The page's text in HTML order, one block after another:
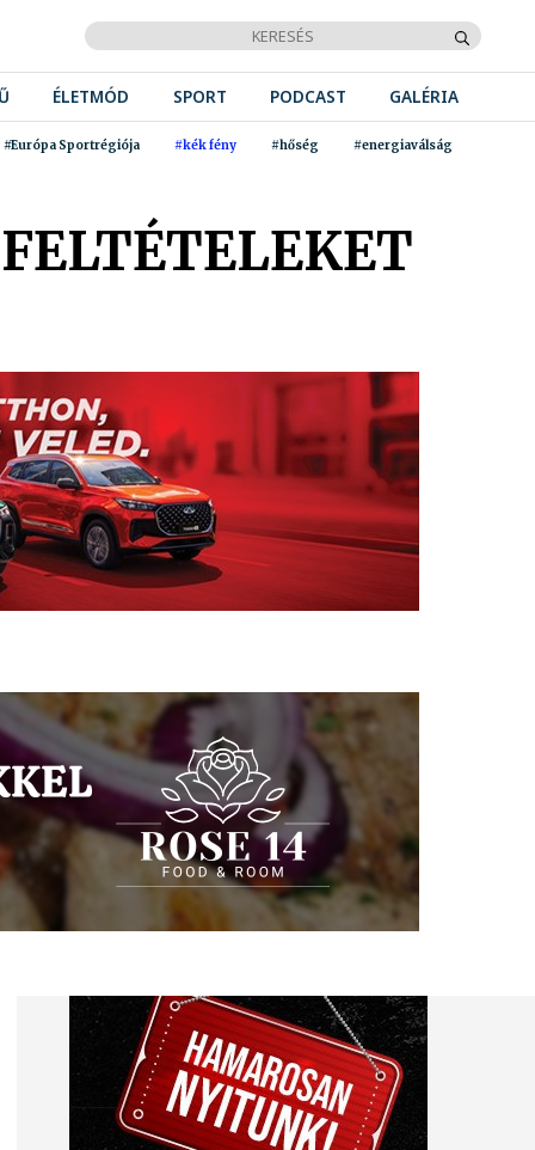
ÉLETMÓD SPORT PODCAST GALÉRIA
#Európa Sportrégiója #kék fény #hőség #energiaválság